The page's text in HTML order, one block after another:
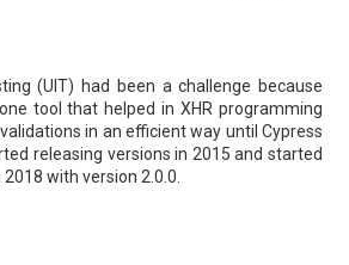
(UIT) had been a challenge because
tool that helped in XHR programming
in an efficient way until Cypress
releasing versions in 2015 and started
with version 2.0.0.